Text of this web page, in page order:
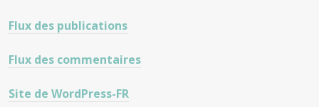
Flux des publications
Flux des commentaires
Site de WordPress-FR